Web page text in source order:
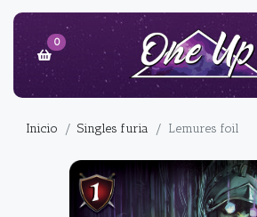
0
Inicio Singles furia Lemures foil